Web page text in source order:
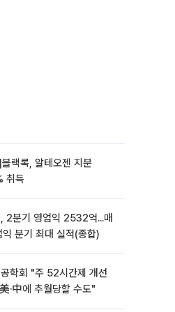
랙록, 알테오젠 지분
취득
2분기 영업익 2532억...매
익 분기 최대 실적(종합)
학회 "주 52시간제 개선
·中에 추월당할 수도"